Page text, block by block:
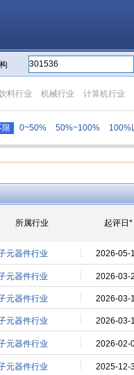
料行业 机械行业 计算机行业
限 0~50% 50%~100% 100%
所属行业 起评日*
元器件行业 2026-05-
元器件行业 2026-03-
元器件行业 2026-03-
元器件行业 2026-03-
元器件行业 2026-02-
元器件行业 2025-12-